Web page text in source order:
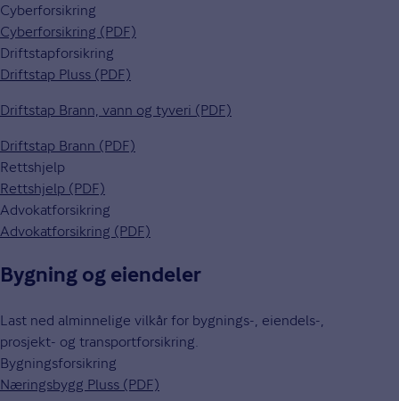
Cyberforsikring
Cyberforsikring (PDF)
Driftstapforsikring
Driftstap Pluss (PDF)
Driftstap Brann, vann og tyveri (PDF)
Driftstap Brann (PDF)
Rettshjelp
Rettshjelp (PDF)
Advokatforsikring
Advokatforsikring (PDF)
Bygning og eiendeler
Last ned alminnelige vilkår for bygnings-, eiendels-,
prosjekt- og transportforsikring.
Bygningsforsikring
Næringsbygg Pluss (PDF)